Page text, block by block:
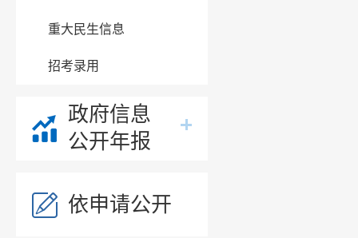
重大民生信息
招考录用
政府信息
公开年报
依申请公开